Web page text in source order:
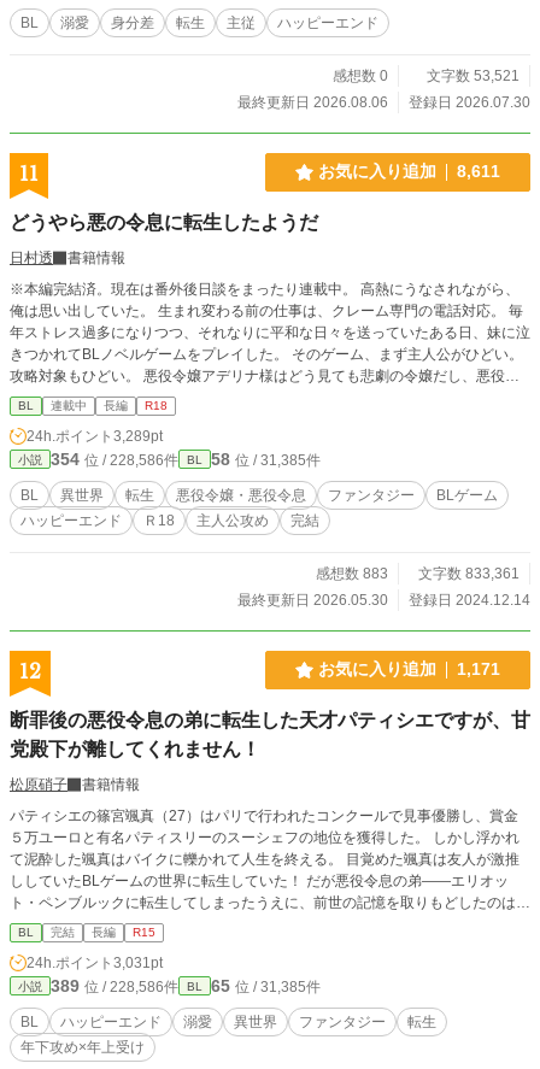
なぜか俺にだけ甘い。 生き延びるための毒見が、いつのまにかこの人に味を届
ける仕事に変わっていく。 毒見役と、死にたがりの公爵。ふたりの食卓のラブ
BL 溺愛 身分差 転生 主従 ハッピーエンド
感想数 0
文字数 53,521
最終更新日 2026.08.06
登録日 2026.07.30
11 お気に入り追加 8,611
どうやら悪の令息に転生したようだ
日村透
書籍情報
※本編完結済。現在は番外後日談をまったり連載中。 高熱にうなされながら、
俺は思い出していた。 生まれ変わる前の仕事は、クレーム専門の電話対応。 毎
年ストレス過多になりつつ、それなりに平和な日々を送っていたある日、妹に泣
きつかれてBLノベルゲームをプレイした。 そのゲーム、まず主人公がひどい。
攻略対象もひどい。 悪役令嬢アデリナ様はどう見ても悲劇の令嬢だし、悪役令
息リシェルも救いがなさ過ぎる。 「こいつら助けてあげたい……！」 妹と二人
して語り合っていたら、なんとアデリナ様の弟ランハートとして転生すること
に。 ――拝啓 妹よ。我らの望みが叶う時が来た。 俺は必ずやアデリナ様とリ
シェルを悲劇の運命から助け出し、元凶どもを駆逐してみせよう……！
BL 連載中 長編 R18
24h.ポイント 3,289pt
小説 354 位 / 228,586件 BL 58 位 / 31,385件
BL 異世界 転生 悪役令嬢・悪役令息 ファンタジー
BLゲーム
ハッピーエンド
Ｒ18 主人公攻め 完結
感想数 883
文字数 833,361
最終更新日 2026.05.30
登録日 2024.12.14
12 お気に入り追加 1,171
断罪後の悪役令息の弟に転生した天才パティシエですが、甘
党殿下が離してくれません！
松原硝子
書籍情報
パティシエの篠宮颯真（27）はパリで行われたコンクールで見事優勝し、賞金
５万ユーロと有名パティスリーのスーシェフの地位を獲得した。 しかし浮かれ
て泥酔した颯真はバイクに轢かれて人生を終える。 目覚めた颯真は友人が激推
ししていたBLゲームの世界に転生していた！ だが悪役令息の弟――エリオッ
ト・ペンブルックに転生してしまったうえに、前世の記憶を取りもどしたのは
兄・ヴィクターが断罪され、伯爵家がボロボロになった直後。 兄は幽閉、一家
も財産や領地の没収され、さらに王侯貴族の証ともいえる魔力も失ってしまう。
残されたのは名ばかりの家名と王都の屋敷だけ。 前世の記憶が戻ったエリオッ
トは、家族を支えるために身分を隠して王都のティーハウスでパティシエとして
働き始めた。 ある日、エリオットは店の前で倒れそうになっていたルークとい
う少年を助ける。 11年後。エリオットはティーハウスのオーナーに、王都で開
催されるコンクールへの出場を勧められる。 優勝賞金は10万ベル。これだけあ
BL 完結 長編 R15
24h.ポイント 3,031pt
小説 389 位 / 228,586件 BL 65 位 / 31,385件
BL ハッピーエンド 溺愛 異世界 ファンタジー
転生
年下攻め×年上受け